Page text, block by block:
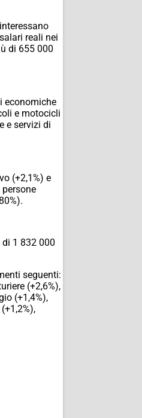
reali nei
di 655 000
economiche
e motocicli
e servizi di
(+2,1%) e
di 1 832 000
seguenti:
(+2,6%),
(+1,4%),